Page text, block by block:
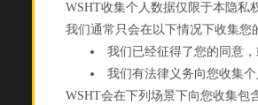
WSHT收集个人数据仅限于本隐私
我们通常只会在以下情况下收集您
我们已经征得了您的同意，
我们有法律义务向您收集个
WSHT会在下列场景下向您收集包